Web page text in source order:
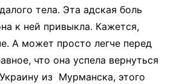
тела. Эта адская боль
к ней привыкла. Кажется,
А может просто легче перед
что она успела вернуться
из Мурманска, этого